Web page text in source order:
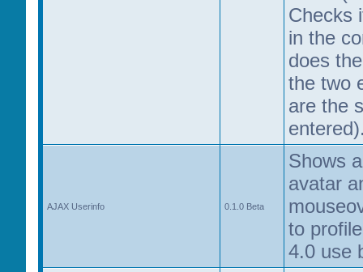
Checks
in the
does
the two
are the
AJAX Userinfo 0.1.0 Beta
Shows
avatar
to
4.0 use